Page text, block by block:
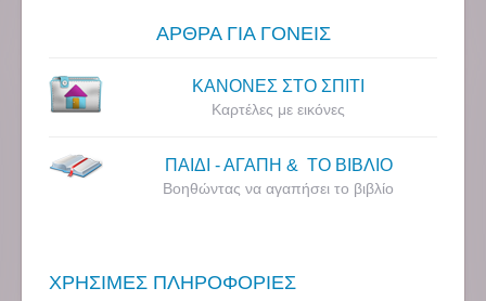
ΑΡΘΡΑ ΓΙΑ ΓΟΝΕΙΣ
ΚΑΝΟΝΕΣ ΣΤΟ ΣΠΙΤΙ
Καρτέλες με εικόνες
ΠΑΙΔΙ - ΑΓΑΠΗ & ΤΟ ΒΙΒΛΙΟ
Βοηθώντας να αγαπήσει το βιβλίο
ΧΡΗΣΙΜΕΣ ΠΛΗΡΟΦΟΡΙΕΣ